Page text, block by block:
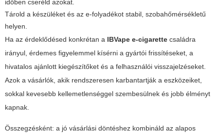
időben cseréld azokat.
Tárold a készüléket és az e-folyadékot stabil, szobahőmérsékletű
helyen.
Ha az érdeklődésed konkrétan a IBVape e-cigarette családra
irányul, érdemes figyelemmel kísérni a gyártói frissítéseket, a
hivatalos ajánlott kiegészítőket és a felhasználói visszajelzéseket.
Azok a vásárlók, akik rendszeresen karbantartják a eszközeiket,
sokkal kevesebb kellemetlenséggel szembesülnek és jobb élményt
kapnak.
Összegzésként: a jó vásárlási döntéshez kombináld az alapos